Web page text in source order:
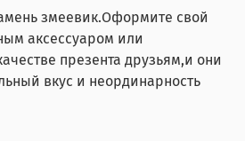
змеевик.Оформите свой
аксессуаром или
презента друзьям,и они
вкус и неординарность